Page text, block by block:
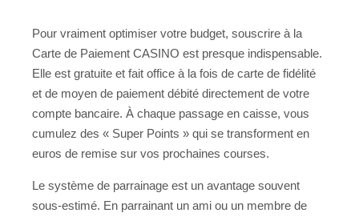
Pour vraiment optimiser votre budget, souscrire à la
Carte de Paiement CASINO est presque indispensable.
Elle est gratuite et fait office à la fois de carte de fidélité
et de moyen de paiement débité directement de votre
compte bancaire. À chaque passage en caisse, vous
cumulez des « Super Points » qui se transforment en
euros de remise sur vos prochaines courses.
Le système de parrainage est un avantage souvent
sous-estimé. En parrainant un ami ou un membre de